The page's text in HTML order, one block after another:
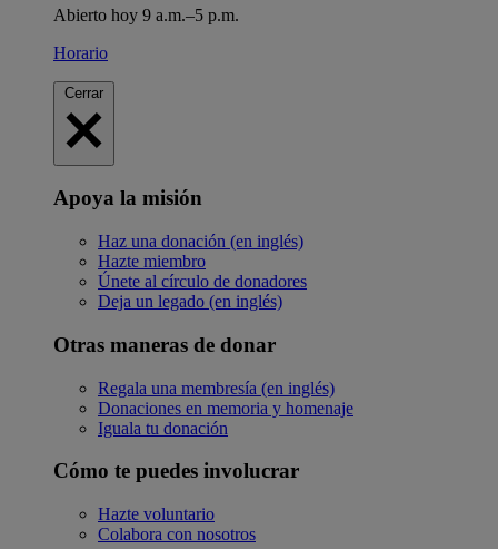
Abierto hoy 9 a.m.–5 p.m.
Horario
Cerrar
Apoya la misión
Haz una donación (en inglés)
Hazte miembro
Únete al círculo de donadores
Deja un legado (en inglés)
Otras maneras de donar
Regala una membresía (en inglés)
Donaciones en memoria y homenaje
Iguala tu donación
Cómo te puedes involucrar
Hazte voluntario
Colabora con nosotros